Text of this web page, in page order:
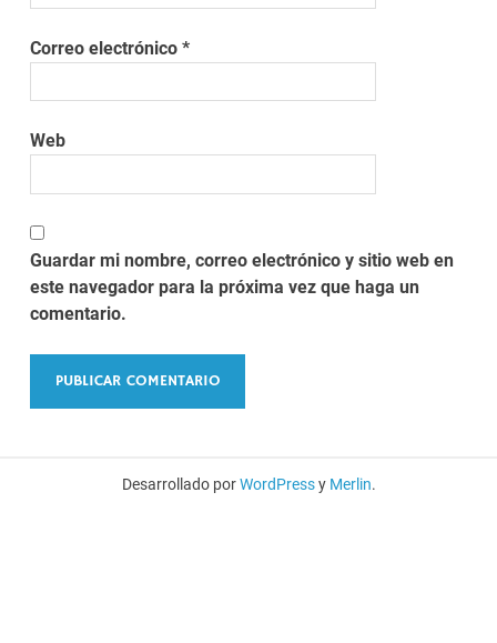
Correo electrónico*
Web
Guardar mi nombre, correo electrónico y sitio web en
este navegador para la próxima vez que haga un
comentario.
Desarrollado porWordPressy Merlin.